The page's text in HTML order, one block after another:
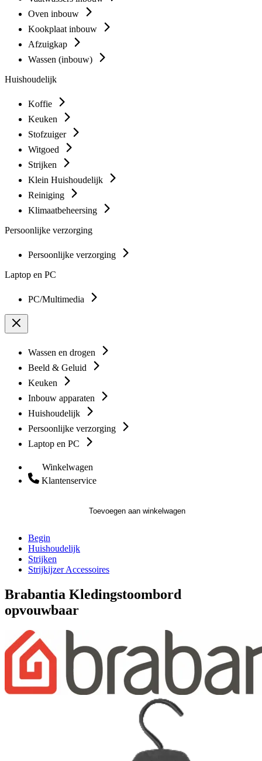
Oven inbouw
Kookplaat inbouw
Afzuigkap
Wassen (inbouw)
Huishoudelijk
Koffie
Keuken
Stofzuiger
Witgoed
Strijken
Klein Huishoudelijk
Reiniging
Klimaatbeheersing
Persoonlijke verzorging
Persoonlijke verzorging
Laptop en PC
PC/Multimedia
Wassen en drogen
Beeld & Geluid
Keuken
Inbouw apparaten
Huishoudelijk
Persoonlijke verzorging
Laptop en PC
Winkelwagen
Klantenservice
Toevoegen aan winkelwagen
Begin
Huishoudelijk
Strijken
Strijkijzer Accessoires
Brabantia Kledingstoombord
opvouwbaar